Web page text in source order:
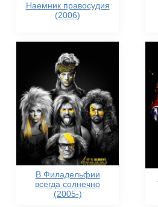
Наемник правосудия
(2006)
В Филадельфии
всегда солнечно
(2005-)